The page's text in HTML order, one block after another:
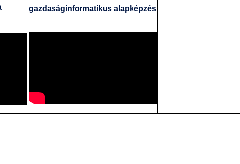
gazdaságinformatikus alapképzés